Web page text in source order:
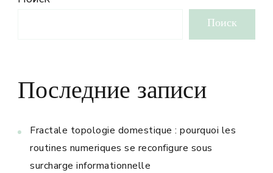
Поиск
Последние записи
Fractale topologie domestique : pourquoi les
routines numeriques se reconfigure sous
surcharge informationnelle